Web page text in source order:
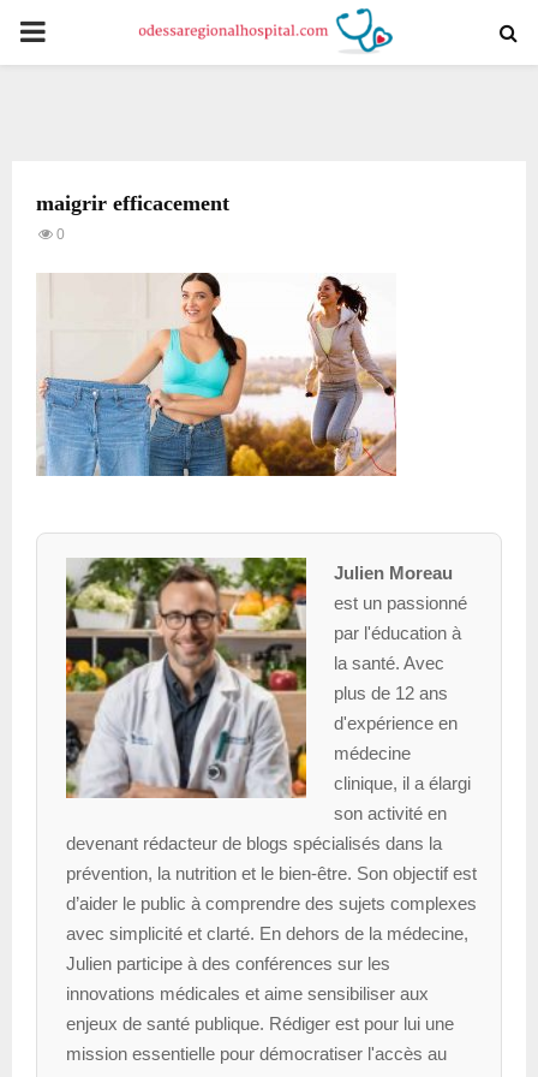
PRIMARY
maigrir efficacement
0
Julien Moreau
est un passionné
par l'éducation à
la santé. Avec
plus de 12 ans
d'expérience en
médecine
clinique, il a élargi
son activité en
devenant rédacteur de blogs spécialisés dans la
prévention, la nutrition et le bien-être. Son objectif est
d’aider le public à comprendre des sujets complexes
avec simplicité et clarté. En dehors de la médecine,
Julien participe à des conférences sur les
innovations médicales et aime sensibiliser aux
enjeux de santé publique. Rédiger est pour lui une
mission essentielle pour démocratiser l'accès au